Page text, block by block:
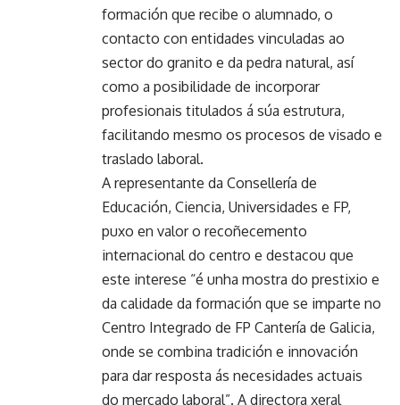
formación que recibe o alumnado, o
contacto con entidades vinculadas ao
sector do granito e da pedra natural, así
como a posibilidade de incorporar
profesionais titulados á súa estrutura,
facilitando mesmo os procesos de visado e
traslado laboral.
A representante da Consellería de
Educación, Ciencia, Universidades e FP,
puxo en valor o recoñecemento
internacional do centro e destacou que
este interese “é unha mostra do prestixio e
da calidade da formación que se imparte no
Centro Integrado de FP Cantería de Galicia,
onde se combina tradición e innovación
para dar resposta ás necesidades actuais
do mercado laboral”. A directora xeral